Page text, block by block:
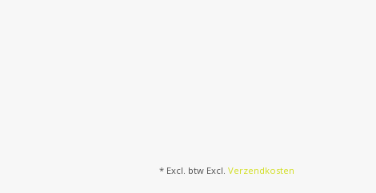
* Excl. btw Excl. Verzendkosten